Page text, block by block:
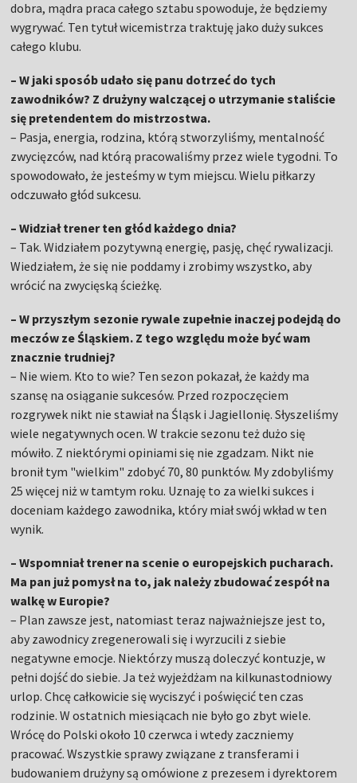
dobra, mądra praca całego sztabu spowoduje, że będziemy
wygrywać. Ten tytuł wicemistrza traktuję jako duży sukces
całego klubu.
– W jaki sposób udało się panu dotrzeć do tych
zawodników? Z drużyny walczącej o utrzymanie staliście
się pretendentem do mistrzostwa.
– Pasja, energia, rodzina, którą stworzyliśmy, mentalność
zwycięzców, nad którą pracowaliśmy przez wiele tygodni. To
spowodowało, że jesteśmy w tym miejscu. Wielu piłkarzy
odczuwało głód sukcesu.
– Widział trener ten głód każdego dnia?
– Tak. Widziałem pozytywną energię, pasję, chęć rywalizacji.
Wiedziałem, że się nie poddamy i zrobimy wszystko, aby
wrócić na zwycięską ścieżkę.
– W przyszłym sezonie rywale zupełnie inaczej podejdą do
meczów ze Śląskiem. Z tego względu może być wam
znacznie trudniej?
– Nie wiem. Kto to wie? Ten sezon pokazał, że każdy ma
szansę na osiąganie sukcesów. Przed rozpoczęciem
rozgrywek nikt nie stawiał na Śląsk i Jagiellonię. Słyszeliśmy
wiele negatywnych ocen. W trakcie sezonu też dużo się
mówiło. Z niektórymi opiniami się nie zgadzam. Nikt nie
bronił tym "wielkim" zdobyć 70, 80 punktów. My zdobyliśmy
25 więcej niż w tamtym roku. Uznaję to za wielki sukces i
doceniam każdego zawodnika, który miał swój wkład w ten
wynik.
– Wspomniał trener na scenie o europejskich pucharach.
Ma pan już pomysł na to, jak należy zbudować zespół na
walkę w Europie?
– Plan zawsze jest, natomiast teraz najważniejsze jest to,
aby zawodnicy zregenerowali się i wyrzucili z siebie
negatywne emocje. Niektórzy muszą doleczyć kontuzje, w
pełni dojść do siebie. Ja też wyjeżdżam na kilkunastodniowy
urlop. Chcę całkowicie się wyciszyć i poświęcić ten czas
rodzinie. W ostatnich miesiącach nie było go zbyt wiele.
Wrócę do Polski około 10 czerwca i wtedy zaczniemy
pracować. Wszystkie sprawy związane z transferami i
budowaniem drużyny są omówione z prezesem i dyrektorem